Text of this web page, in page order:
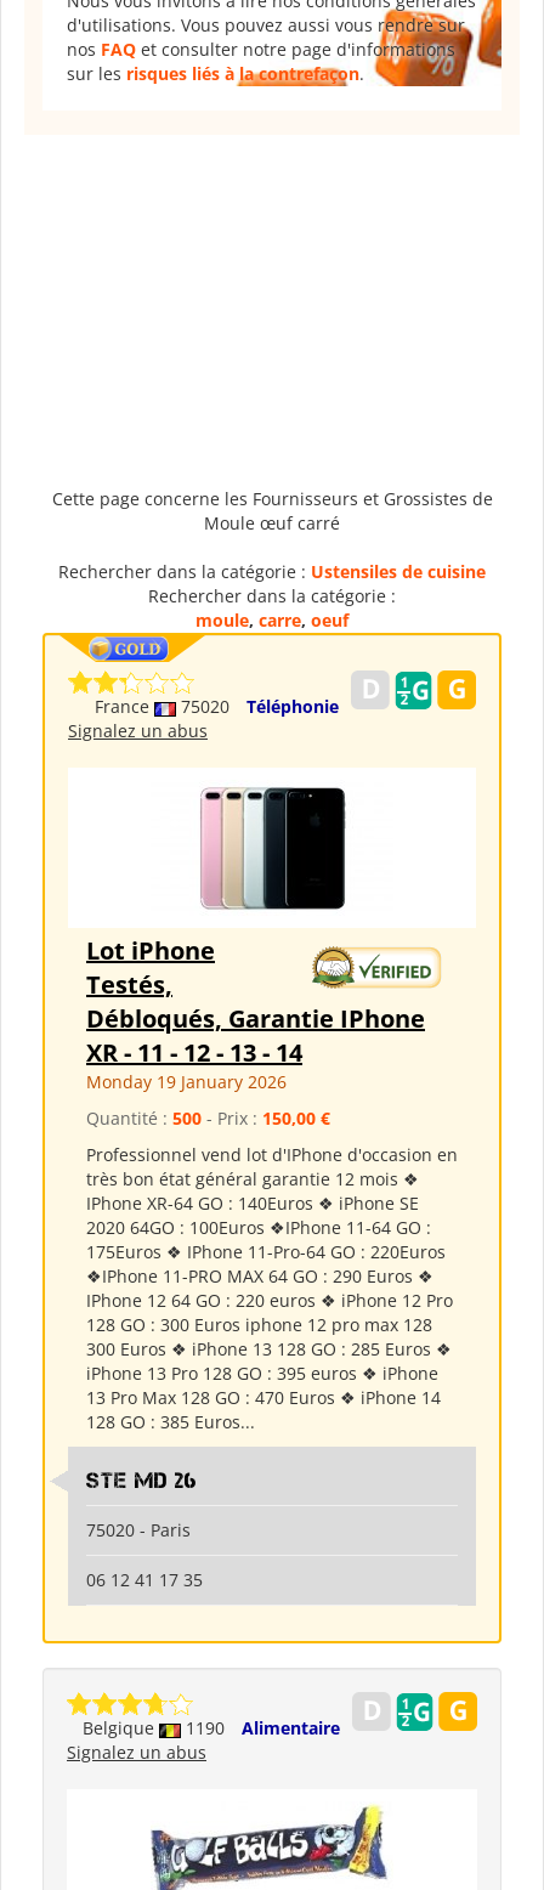
d'utilisations. Vous pouvez aussi vous rendre sur
nos FAQ et consulter notre page d'informations
sur les risques liés à la contrefaçon.
Cette page concerne les Fournisseurs et Grossistes de
Moule œuf carré
Rechercher dans la catégorie : Ustensiles de cuisine
Rechercher dans la catégorie :
moule, carre, oeuf
France 75020
Téléphonie
Signalez un abus
Lot iPhone
Testés,
Débloqués, Garantie IPhone
XR - 11 - 12 - 13 - 14
Monday 19 January 2026
Quantité : 500 - Prix : 150,00 €
Professionnel vend lot d'IPhone d'occasion en
très bon état général garantie 12 mois ❖
IPhone XR-64 GO : 140Euros ❖ iPhone SE
2020 64GO : 100Euros ❖IPhone 11-64 GO :
175Euros ❖ IPhone 11-Pro-64 GO : 220Euros
❖IPhone 11-PRO MAX 64 GO : 290 Euros ❖
IPhone 12 64 GO : 220 euros ❖ iPhone 12 Pro
128 GO : 300 Euros iphone 12 pro max 128
300 Euros ❖ iPhone 13 128 GO : 285 Euros ❖
iPhone 13 Pro 128 GO : 395 euros ❖ iPhone
13 Pro Max 128 GO : 470 Euros ❖ iPhone 14
128 GO : 385 Euros...
Ste md 26
75020 - Paris
06 12 41 17 35
Belgique 1190
Alimentaire
Signalez un abus